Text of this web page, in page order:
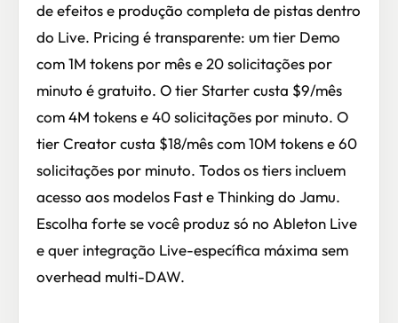
de efeitos e produção completa de pistas dentro
do Live. Pricing é transparente: um tier Demo
com 1M tokens por mês e 20 solicitações por
minuto é gratuito. O tier Starter custa $9/mês
com 4M tokens e 40 solicitações por minuto. O
tier Creator custa $18/mês com 10M tokens e 60
solicitações por minuto. Todos os tiers incluem
acesso aos modelos Fast e Thinking do Jamu.
Escolha forte se você produz só no Ableton Live
e quer integração Live-específica máxima sem
overhead multi-DAW.